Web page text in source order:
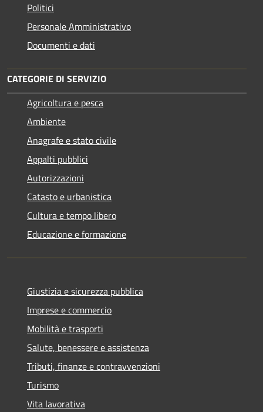
Politici
Personale Amministrativo
Documenti e dati
CATEGORIE DI SERVIZIO
Agricoltura e pesca
Ambiente
Anagrafe e stato civile
Appalti pubblici
Autorizzazioni
Catasto e urbanistica
Cultura e tempo libero
Educazione e formazione
Giustizia e sicurezza pubblica
Imprese e commercio
Mobilità e trasporti
Salute, benessere e assistenza
Tributi, finanze e contravvenzioni
Turismo
Vita lavorativa